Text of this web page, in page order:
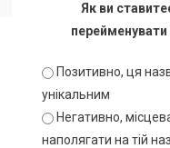
Як ви
Позитивно, ця
унікальним
Негативно,
наполягати на тій